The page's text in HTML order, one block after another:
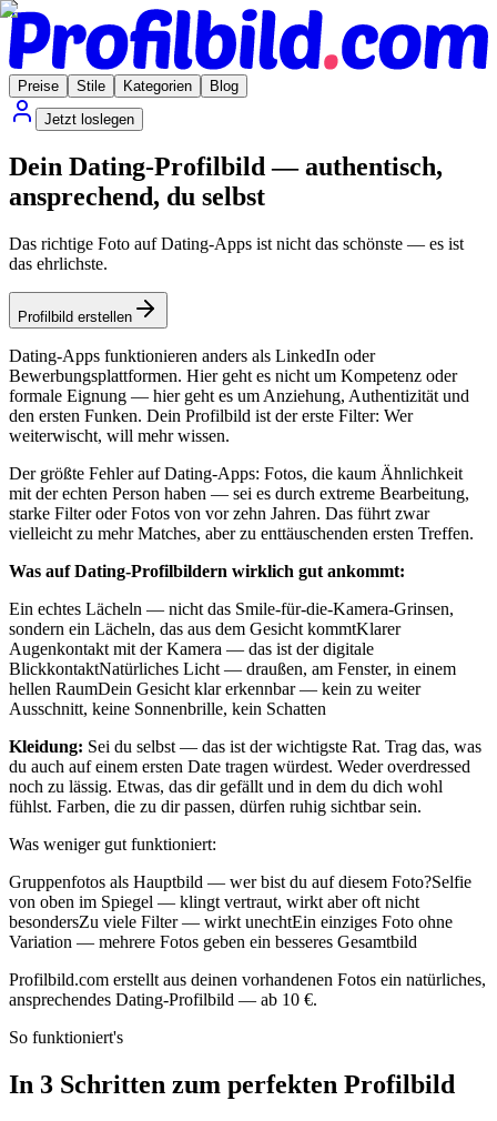
Preise Stile Kategorien
Blog
Jetzt loslegen
Dein Dating-Profilbild — authentisch,
ansprechend, du selbst
Das richtige Foto auf Dating-Apps ist nicht das schönste — es ist
das ehrlichste.
Profilbild erstellen
Dating-Apps funktionieren anders als LinkedIn oder
Bewerbungsplattformen. Hier geht es nicht um Kompetenz oder
formale Eignung — hier geht es um Anziehung, Authentizität und
den ersten Funken. Dein Profilbild ist der erste Filter: Wer
weiterwischt, will mehr wissen.
Der größte Fehler auf Dating-Apps: Fotos, die kaum Ähnlichkeit
mit der echten Person haben — sei es durch extreme Bearbeitung,
starke Filter oder Fotos von vor zehn Jahren. Das führt zwar
vielleicht zu mehr Matches, aber zu enttäuschenden ersten Treffen.
Was auf Dating-Profilbildern wirklich gut ankommt:
Ein echtes Lächeln — nicht das Smile-für-die-Kamera-Grinsen,
sondern ein Lächeln, das aus dem Gesicht kommtKlarer
Augenkontakt mit der Kamera — das ist der digitale
BlickkontaktNatürliches Licht — draußen, am Fenster, in einem
hellen RaumDein Gesicht klar erkennbar — kein zu weiter
Ausschnitt, keine Sonnenbrille, kein Schatten
Kleidung: Sei du selbst — das ist der wichtigste Rat. Trag das, was
du auch auf einem ersten Date tragen würdest. Weder overdressed
noch zu lässig. Etwas, das dir gefällt und in dem du dich wohl
fühlst. Farben, die zu dir passen, dürfen ruhig sichtbar sein.
Was weniger gut funktioniert:
Gruppenfotos als Hauptbild — wer bist du auf diesem Foto?Selfie
von oben im Spiegel — klingt vertraut, wirkt aber oft nicht
besondersZu viele Filter — wirkt unechtEin einziges Foto ohne
Variation — mehrere Fotos geben ein besseres Gesamtbild
Profilbild.com erstellt aus deinen vorhandenen Fotos ein natürliches,
ansprechendes Dating-Profilbild — ab 10 €.
So funktioniert's
In 3 Schritten zum perfekten Profilbild